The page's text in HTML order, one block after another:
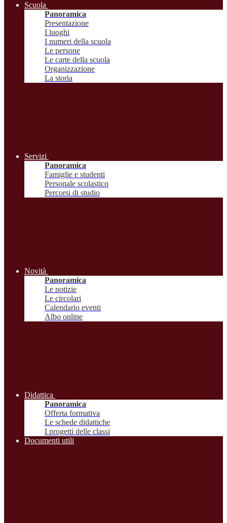
Scuola
Panoramica
Presentazione
I luoghi
I numeri della scuola
Le persone
Le carte della scuola
Organizzazione
La storia
Servizi
Panoramica
Famiglie e studenti
Personale scolastico
Percorsi di studio
Novità
Panoramica
Le notizie
Le circolari
Calendario eventi
Albo online
Didattica
Panoramica
Offerta formativa
Le schede didattiche
I progetti delle classi
Documenti utili